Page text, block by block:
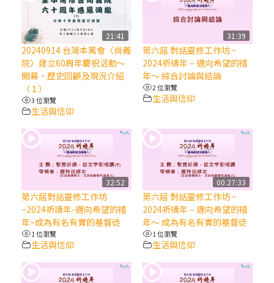
(2)黃敏正主教帶你做「四旬期避靜」—【逾
越的智慧】：七項齋戒的意義與益處
【信仰之旅】第九集：「如果你的痛苦比快
樂多」—歐義明神父 / 應芝莉老師
有」
【信仰之旅】第八集：「耶穌為什麼降生到
人世」—高樂祈修女
2025/10/10【萬物讚頌頌歌 – 太陽與生態音
樂會】紀念聖方濟與已逝教宗方濟各（中）
2025/10/10【萬物讚頌頌歌 – 太陽與生態音
樂會】紀念聖方濟與已逝教宗方濟各（下）
21:41
20240914 台灣本篤會〈尚義
院〉建立60周年慶祝活動～
開幕、歷史回顧及現況介紹
（１）
3 位瀏覽
生活與信仰
31:39
第六屆 對話靈修工作坊 ~
2024祈禱年 – 邁向希望的禧
年～ 綜合討論與結論
2 位瀏覽
生活與信仰
32:52
第六屆對話靈修工作坊
~2024祈禱年-邁向希望的禧
年~成為有名有實的基督徒
1 位瀏覽
生活與信仰
00:27:33
第六屆 對話靈修工作坊 ~
2024祈禱年 – 邁向希望的禧
年～ 成為有名有實的基督徒
1 位瀏覽
生活與信仰